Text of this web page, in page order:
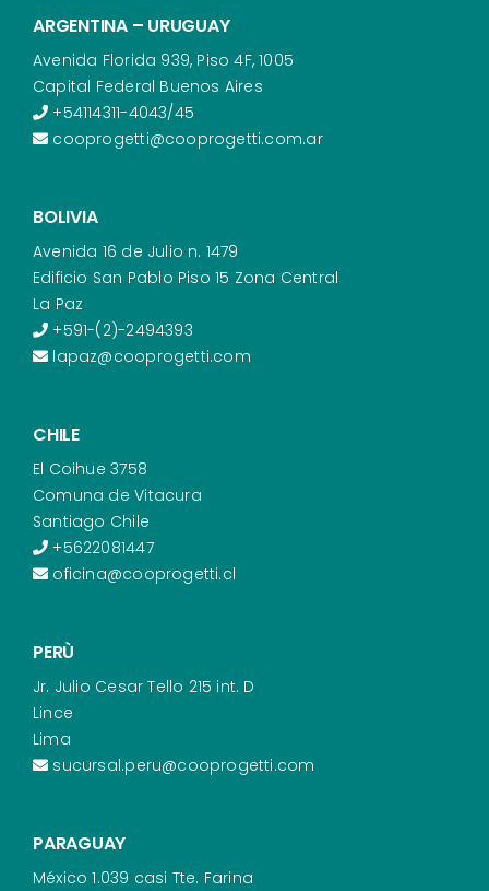
ARGENTINA – URUGUAY
Avenida Florida 939, Piso 4F, 1005
Capital Federal Buenos Aires
+54114311-4043/45
cooprogetti@cooprogetti.com.ar
BOLIVIA
Avenida 16 de Julio n. 1479
Edificio San Pablo Piso 15 Zona Central
La Paz
+591-(2)-2494393
lapaz@cooprogetti.com
CHILE
El Coihue 3758
Comuna de Vitacura
Santiago Chile
+5622081447
oficina@cooprogetti.cl
PERÙ
Jr. Julio Cesar Tello 215 int. D
Lince
Lima
sucursal.peru@cooprogetti.com
PARAGUAY
México 1.039 casi Tte. Farina